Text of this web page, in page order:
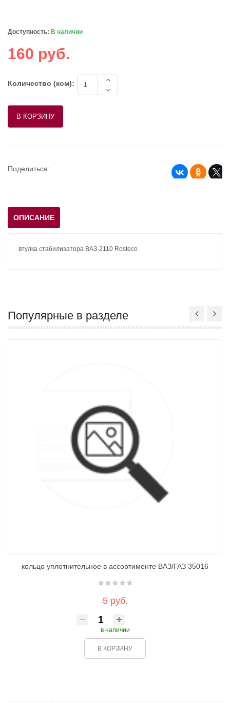
Доступность: В наличии
160 руб.
Количество (ком):
Поделиться:
ОПИСАНИЕ
втулка стабилизатора ВАЗ-2110 Rosteco
Популярные в разделе
кольцо уплотнительное в ассортименте ВАЗ/ГАЗ 35016
5 руб.
в наличии
В КОРЗИНУ